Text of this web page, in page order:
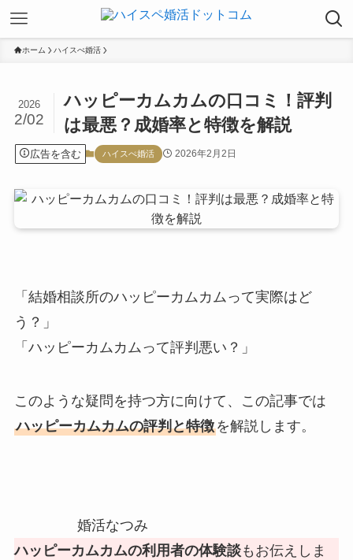
ホーム ハイスぺ婚活
ハッピーカムカムの口コミ！評判
は最悪？成婚率と特徴を解説
2026
2/02
広告を含む ハイスぺ婚活 2026年2月2日
「結婚相談所のハッピーカムカムって実際はど
う？」
「ハッピーカムカムって評判悪い？」
このような疑問を持つ方に向けて、この記事では
ハッピーカムカムの評判と特徴を解説します。
婚活なつみ
ハッピーカムカムの利用者の体験談もお伝えしま